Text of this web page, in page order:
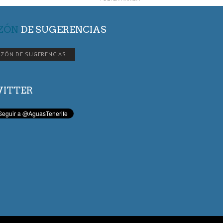
DE SUGERENCIAS
DE SUGERENCIAS